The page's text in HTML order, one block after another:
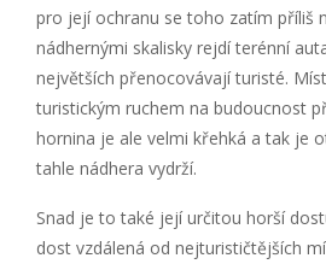
pro její ochranu se toho zatím příliš
nádhernými skalisky rejdí terénní
největších přenocovávají turisté.
turistickým ruchem na budoucnost
hornina je ale velmi křehká a tak je
tahle nádhera vydrží.
Snad je to také její určitou horší
dost vzdálená od nejturističtějších